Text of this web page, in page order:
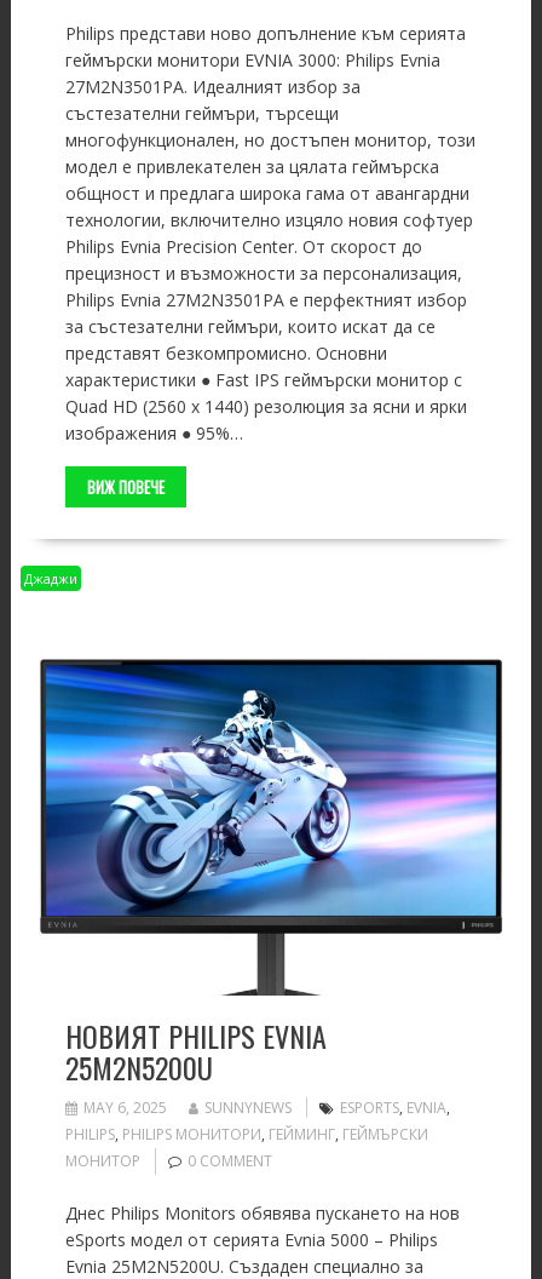
Philips представи ново допълнение към серията
геймърски монитори EVNIA 3000: Philips Evnia
27M2N3501PA. Идеалният избор за
състезателни геймъри, търсещи
многофункционален, но достъпен монитор, този
модел е привлекателен за цялата геймърска
общност и предлага широка гама от авангардни
технологии, включително изцяло новия софтуер
Philips Evnia Precision Center. От скорост до
прецизност и възможности за персонализация,
Philips Evnia 27M2N3501PA е перфектният избор
за състезателни геймъри, които искат да се
представят безкомпромисно. Основни
характеристики ● Fast IPS геймърски монитор с
Quad HD (2560 x 1440) резолюция за ясни и ярки
изображения ● 95%…
ВИЖ ПОВЕЧЕ
Джаджи
НОВИЯТ PHILIPS EVNIA
25M2N5200U
MAY 6, 2025 SUNNYNEWS ESPORTS, EVNIA,
PHILIPS, PHILIPS МОНИТОРИ, ГЕЙМИНГ, ГЕЙМЪРСКИ
МОНИТОР
0 COMMENT
Днес Philips Monitors обявява пускането на нов
eSports модел от серията Evnia 5000 – Philips
Evnia 25M2N5200U. Създаден специално за